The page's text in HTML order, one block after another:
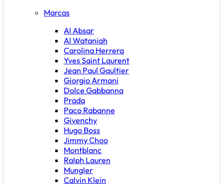
Marcas
Al Absar
Al Wataniah
Carolina Herrera
Yves Saint Laurent
Jean Paul Gaultier
Giorgio Armani
Dolce Gabbanna
Prada
Paco Rabanne
Givenchy
Hugo Boss
Jimmy Choo
Montblanc
Ralph Lauren
Mungler
Calvin Klein